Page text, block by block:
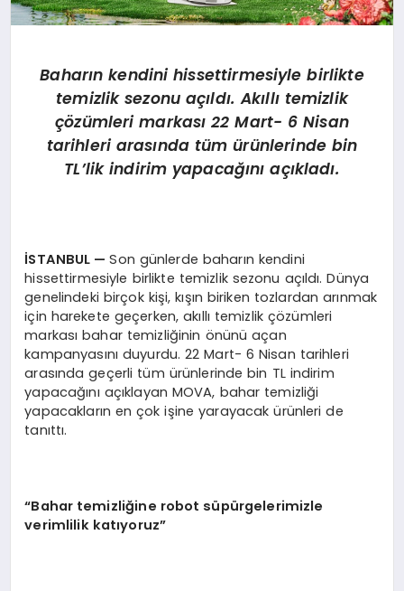
Baharın kendini hissettirmesiyle birlikte
temizlik sezonu açıldı. Akıllı temizlik
çözümleri markası 22 Mart- 6 Nisan
tarihleri arasında tüm ürünlerinde bin
TL’lik indirim yapacağını açıkladı.
İSTANBUL —Son günlerde baharın kendini
hissettirmesiyle birlikte temizlik sezonu açıldı. Dünya
genelindeki birçok kişi, kışın biriken tozlardan arınmak
için harekete geçerken, akıllı temizlik çözümleri
markası bahar temizliğinin önünü açan
kampanyasını duyurdu. 22 Mart- 6 Nisan tarihleri
arasında geçerli tüm ürünlerinde bin TL indirim
yapacağını açıklayan MOVA, bahar temizliği
yapacakların en çok işine yarayacak ürünleri de
tanıttı.
“Bahar temizliğine robot süpürgelerimizle
verimlilik katıyoruz”